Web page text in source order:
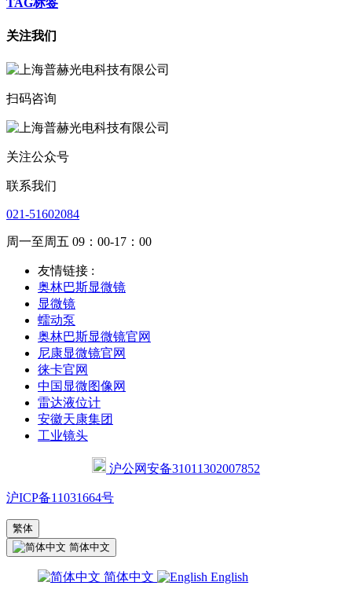
TAG标签
关注我们
扫码咨询
关注公众号
联系我们
021-51602084
周一至周五 09：00-17：00
友情链接 :
奥林巴斯显微镜
显微镜
蠕动泵
奥林巴斯显微镜官网
尼康显微镜官网
徕卡官网
中国显微图像网
雷达液位计
安徽天康集团
工业镜头
沪公网安备31011302007852
沪ICP备11031664号
繁体
简体中文
简体中文 English